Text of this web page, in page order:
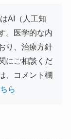
AI（人工知
。医学的な内
り、治療方針
にご相談くだ
、コメント欄
ら